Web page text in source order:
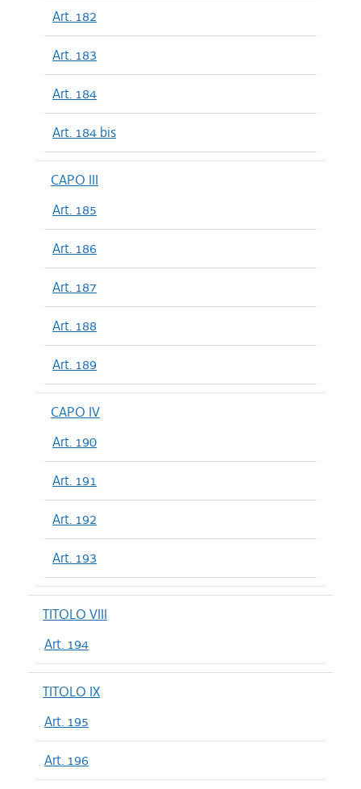
Art. 182
Art. 183
Art. 184
Art. 184 bis
CAPO III
Art. 185
Art. 186
Art. 187
Art. 188
Art. 189
CAPO IV
Art. 190
Art. 191
Art. 192
Art. 193
TITOLO VIII
Art. 194
TITOLO IX
Art. 195
Art. 196